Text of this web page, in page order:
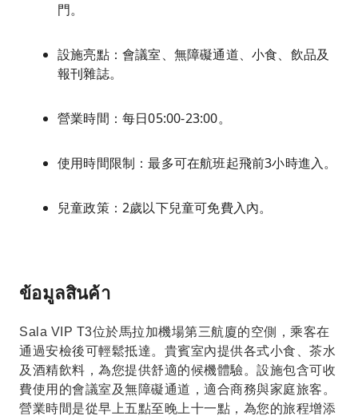
門。
設施亮點：會議室、無障礙通道、小食、飲品及
報刊雜誌。
營業時間：每日05:00-23:00。
使用時間限制：最多可在航班起飛前3小時進入。
兒童政策：2歲以下兒童可免費入內。
ข้อมูลสินค้า
Sala VIP T3位於馬拉加機場第三航廈的空側，乘客在
通過安檢後可輕鬆抵達。貴賓室內提供各式小食、茶水
及酒精飲料，為您提供舒適的候機體驗。設施包含可收
費使用的會議室及無障礙通道，適合商務與家庭旅客。
營業時間是從早上五點至晚上十一點，為您的旅程增添